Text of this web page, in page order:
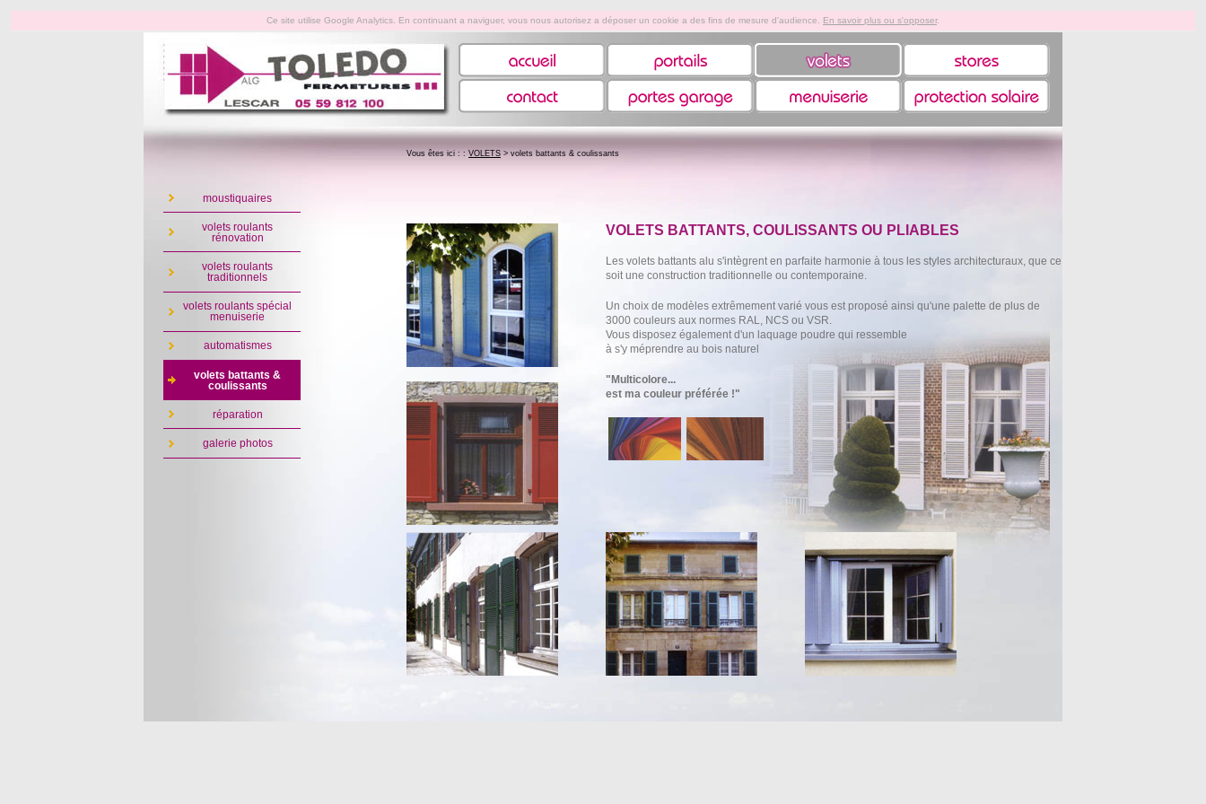
Ce site utilise Google Analytics. En continuant a naviguer, vous nous autorisez a déposer un cookie a des fins de mesure d'audience. En savoir plus ou s'opposer.
moustiquaires
volets roulants
rénovation
volets roulants
traditionnels
volets roulants spécial
menuiserie
automatismes
volets battants &
coulissants
réparation
galerie photos
VOLETS BATTANTS, COULISSANTS OU PLIABLES
Les volets battants alu s'intègrent en parfaite harmonie à tous les styles architecturaux, que ce
soit une construction traditionnelle ou contemporaine.
Un choix de modèles extrêmement varié vous est proposé ainsi qu'une palette de plus de
3000 couleurs aux normes RAL, NCS ou VSR.
Vous disposez également d'un laquage poudre qui ressemble
à s'y méprendre au bois naturel
"Multicolore...
est ma couleur préférée !"
Vous êtes ici : : VOLETS > volets battants & coulissants